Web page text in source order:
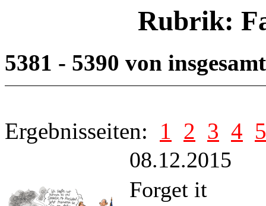
Rubrik:
5381 - 5390 von
Ergebnisseiten: 1 2 3 4 5
08.12.2015
Forget it